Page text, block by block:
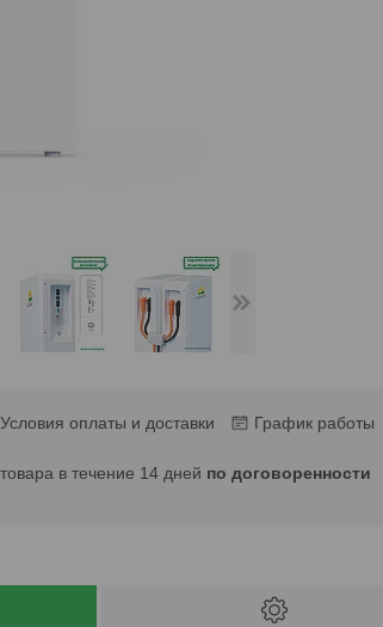
Условия оплаты и доставки График работы
в течение 14 дней по договоренности